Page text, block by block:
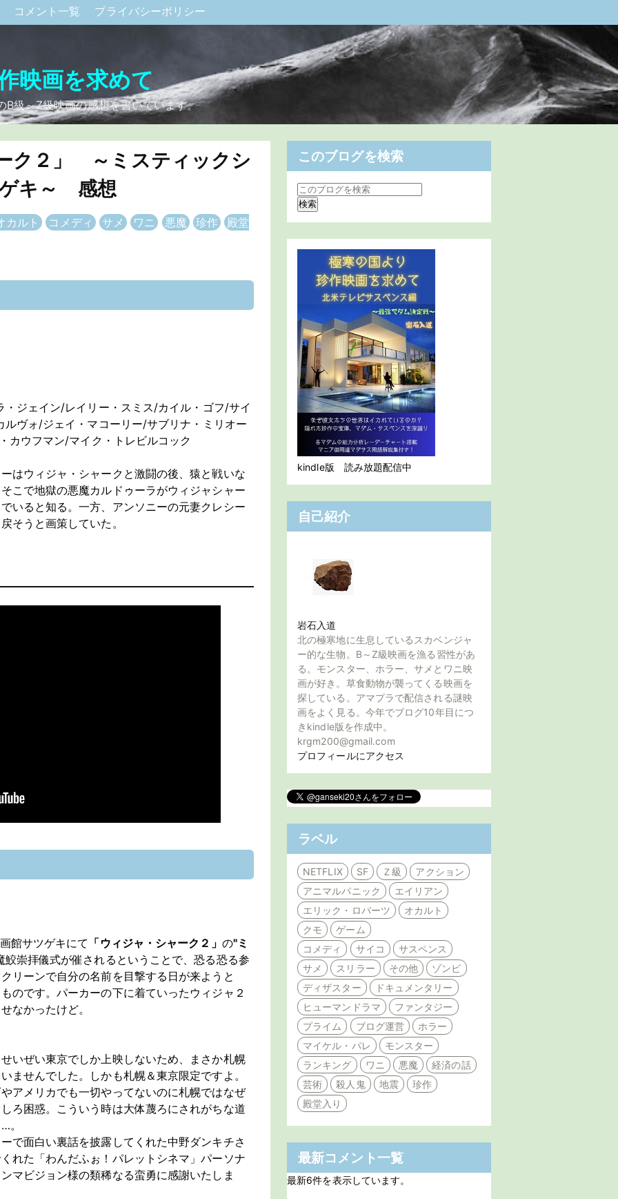
コメント一覧 プライバシーポリシー
映画を求めて
級～Z級映画の感想を書いています。
ク２」 ～ミスティックシ
ゲキ～ 感想
カルト コメディ サメ ワニ 悪魔 珍作 殿堂
ジェイン/レイリー・スミス/カイル・ゴフ/サイ
ヴォ/ジェイ・マコーリー/サブリナ・ミリオー
カウフマン/マイク・トレビルコック
はウィジャ・シャークと激闘の後、猿と戦いな
こで地獄の悪魔カルドゥーラがウィジャシャー
いると知る。一方、アンソニーの元妻クレシー
そうと画策していた。
館サツゲキにて 「ウィジャ・シャーク２」 の"ミ
鮫崇拝儀式が催されるということで、恐る恐る参
リーンで自分の名前を目撃する日が来ようと
のです。パーカーの下に着ていったウィジャ２
なかったけど。
いぜい東京でしか上映しないため、まさか札幌
ませんでした。しかも札幌＆東京限定ですよ。
アメリカでも一切やってないのに札幌ではなぜ
ろ困惑。こういう時は大体蔑ろにされがちな道
。
で面白い裏話を披露してくれた中野ダンキチさ
れた「わんだふぉ！パレットシネマ」パーソナ
マビジョン様の類稀なる蛮勇に感謝いたしま
このブログを検索
kindle版 読み放題配信中
自己紹介
岩石入道
北の極寒地に生息しているスカベンジャ
ー的な生物。B～Z級映画を漁る習性があ
る。モンスター、ホラー、サメとワニ映
画が好き。草食動物が襲ってくる映画を
探している。アマプラで配信される謎映
画をよく見る。今年でブログ10年目につ
きkindle版を作成中。
krgm200@gmail.com
プロフィールにアクセス
ラベル
NETFLIX SF Ｚ級
アクション
アニマルパニック
エイリアン
エリック・ロバーツ
オカルト
クモ
ゲーム
コメディ
サイコ
サスペンス
サメ
スリラー その他
ゾンビ
ディザスター
ドキュメンタリー
ヒューマンドラマ
ファンタジー
プライム
ブログ運営
ホラー
マイケル・パレ
モンスター
ランキング
ワニ 悪魔
経済の話
芸術
殺人鬼 地震
珍作
殿堂入り
最新コメント一覧
最新6件を表示しています。